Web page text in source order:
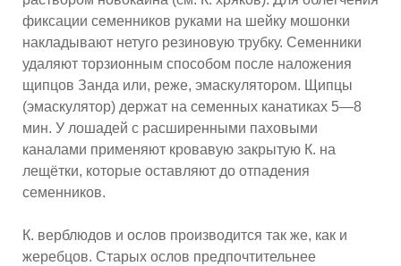
фиксации семенников руками на шейку мошонки
накладывают нетуго резиновую трубку. Семенники
удаляют торзионным способом после наложения
щипцов Занда или, реже, эмаскулятором. Щипцы
(эмаскулятор) держат на семенных канатиках 5—8
мин. У лошадей с расширенными паховыми
каналами применяют кровавую закрытую К. на
лещётки, которые оставляют до отпадения
семенников.
К. верблюдов и ослов производится так же, как и
жеребцов. Старых ослов предпочтительнее